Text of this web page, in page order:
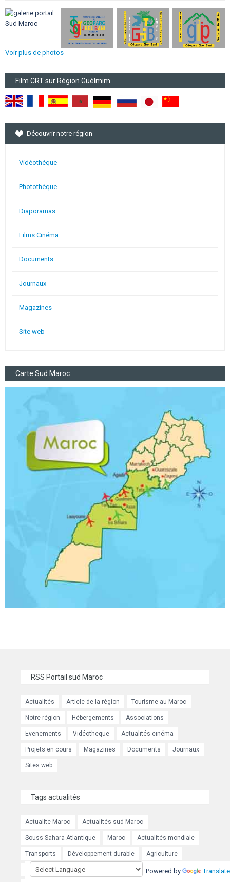
Voir plus de photos
Film CRT sur Région Guélmim
Découvrir notre région
Vidéothéque
Photothèque
Diaporamas
Films Cinéma
Documents
Journaux
Magazines
Site web
Carte Sud Maroc
Powered by Translate
RSS Portail sud Maroc
Actualités Article de la région Tourisme au Maroc
Notre région Hébergements Associations
Evenements Vidéotheque Actualités cinéma
Projets en cours Magazines Documents Journaux
Sites web
Tags actualités
Actualite Maroc Actualités sud Maroc
Souss Sahara Atlantique Maroc Actualités mondiale
Transports Développement durable Agriculture
Tourisme Forum mondial de lutte contre le terrorisme